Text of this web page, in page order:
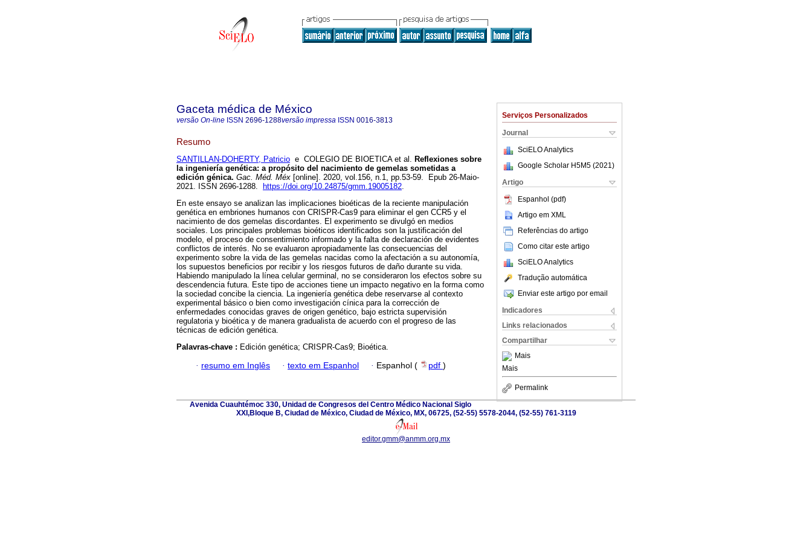
Serviços Personalizados
Journal
SciELO Analytics
Google Scholar H5M5 (2021 )
Artigo
Espanhol (pdf)
Artigo em XML
Referências do artigo
Como citar este artigo
SciELO Analytics
Tradução automática
Enviar este artigo por email
Indicadores
Links relacionados
Compartilhar
Mais
Mais
Permalink
Gaceta médica de México
versão On-line ISSN 2696-1288versão impressa ISSN 0016-3813
Resumo
SANTILLAN-DOHERTY, Patricio e COLEGIO DE BIOETICA et al. Reflexiones sobre
la ingeniería genética: a propósito del nacimiento de gemelas sometidas a
edición génica. Gac. Méd. Méx [online]. 2020, vol.156, n.1, pp.53-59. Epub 26-Maio-
2021. ISSN 2696-1288.
https://doi.org/10.24875/gmm.19005182.
En este ensayo se analizan las implicaciones bioéticas de la reciente manipulación
genética en embriones humanos con CRISPR-Cas9 para eliminar el gen CCR5 y el
nacimiento de dos gemelas discordantes. El experimento se divulgó en medios
sociales. Los principales problemas bioéticos identificados son la justificación del
modelo, el proceso de consentimiento informado y la falta de declaración de evidentes
conflictos de interés. No se evaluaron apropiadamente las consecuencias del
experimento sobre la vida de las gemelas nacidas como la afectación a su autonomía,
los supuestos beneficios por recibir y los riesgos futuros de daño durante su vida.
Habiendo manipulado la línea celular germinal, no se consideraron los efectos sobre su
descendencia futura. Este tipo de acciones tiene un impacto negativo en la forma como
la sociedad concibe la ciencia. La ingeniería genética debe reservarse al contexto
experimental básico o bien como investigación cínica para la corrección de
enfermedades conocidas graves de origen genético, bajo estricta supervisión
regulatoria y bioética y de manera gradualista de acuerdo con el progreso de las
técnicas de edición genética.
Palavras-chave : Edición genética; CRISPR-Cas9; Bioética.
· resumo em Inglês · texto em Espanhol · Espanhol ( pdf )
Avenida Cuauhtémoc 330, Unidad de Congresos del Centro Médico Nacional Siglo
XXI,Bloque B, Ciudad de México, Ciudad de México, MX, 06725, (52-55) 5578-2044, (52-55) 761-3119
editor.gmm@anmm.org.mx